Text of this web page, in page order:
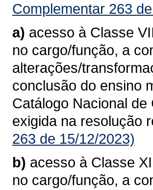
Complementar 263
a) acesso à Classe
no cargo/função, a
alterações/
conclusão do ensino
Catálogo Nacional
exigida na resolução
263 de 15/12/2023)
b) acesso à Classe
no cargo/função, a